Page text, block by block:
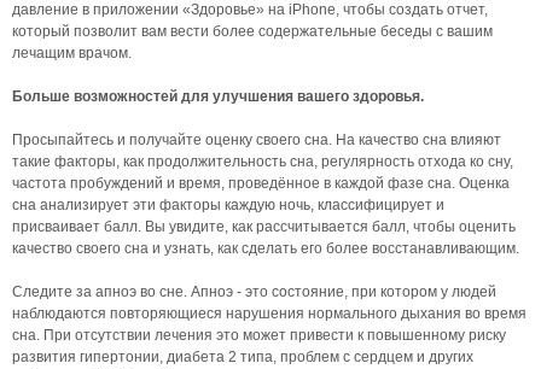
давление в приложении «Здоровье» на iPhone, чтобы создать отчет,
который позволит вам вести более содержательные беседы с вашим
лечащим врачом.
Больше возможностей для улучшения вашего здоровья.
Просыпайтесь и получайте оценку своего сна. На качество сна влияют
такие факторы, как продолжительность сна, регулярность отхода ко сну,
частота пробуждений и время, проведённое в каждой фазе сна. Оценка
сна анализирует эти факторы каждую ночь, классифицирует и
присваивает балл. Вы увидите, как рассчитывается балл, чтобы оценить
качество своего сна и узнать, как сделать его более восстанавливающим.
Следите за апноэ во сне. Апноэ - это состояние, при котором у людей
наблюдаются повторяющиеся нарушения нормального дыхания во время
сна. При отсутствии лечения это может привести к повышенному риску
развития гипертонии, диабета 2 типа, проблем с сердцем и других